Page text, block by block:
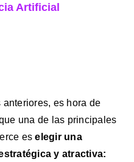
Artificial
es hora de
una de las principales
eselegir una
y atractiva: